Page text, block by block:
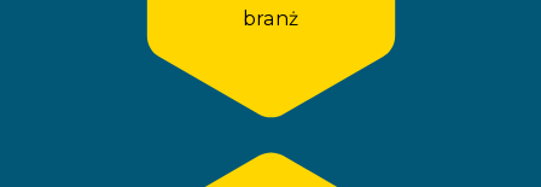
branż